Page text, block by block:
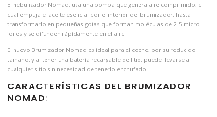
El nebulizador Nomad, usa una bomba que genera aire comprimido, el
cual empuja el aceite esencial por el interior del brumizador, hasta
transformarlo en pequeñas gotas que forman moléculas de 2-5 micro
iones y se difunden rápidamente en el aire.
El nuevo Brumizador Nomad es ideal para el coche, por su reducido
tamaño, y al tener una batería recargable de litio, puede llevarse a
cualquier sitio sin necesidad de tenerlo enchufado.
CARACTERÍSTICAS DEL BRUMIZADOR
NOMAD: